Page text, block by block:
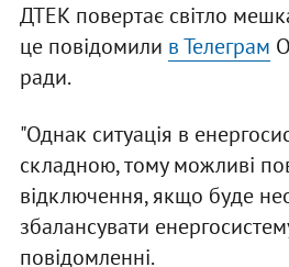
ДТЕК повертає світло
це повідомили в Телеграм
ради.
"Однак ситуація в
складною, тому можливі
відключення, якщо буде
збалансувати
повідомленні.